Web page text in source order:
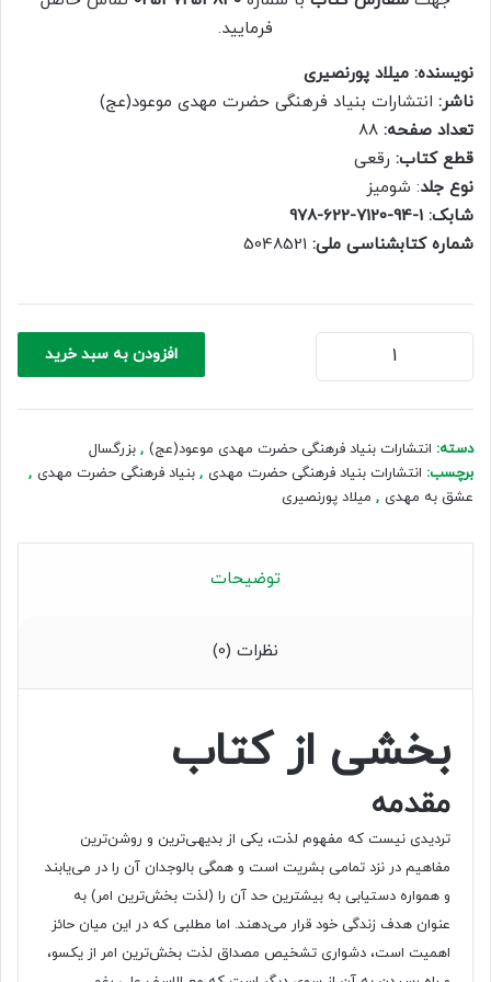
400,000 ریال.
280,000 ریال.
فرمایید.
نویسنده: میلاد پورنصیری
ناشر: انتشارات بنیاد فرهنگی حضرت مهدی موعود(عج)
تعداد صفحه:
قطع کتاب: رقعی
نوع جلد: شومیز
شابک: 1-94-7120-622-978
شماره کتابشناسی ملی:
عشق
مهدی
عدد
افزودن به سبد خرید
دسته: انتشارات بنیاد فرهنگی حضرت مهدی موعود(عج) , بزرگسال
برچسب: انتشارات بنیاد فرهنگی حضرت مهدی , بنیاد فرهنگی حضرت مهدی ,
عشق به مهدی , میلاد پورنصیری
توضیحات
نظرات (0)
بخشی از کتاب
مقدمه
تردیدی نیست که مفهوم لذت، یکی از بدیهی‌‌‌ترین و روشن‌‌‌ترین
مفاهیم در نزد تمامی بشریت است و همگی بالوجدان آن را در می‌‌‌یابند
و همواره دستیابی به بیشترین حد آن را (لذت بخش‌‌‌ترین امر) به
عنوان هدف زندگی خود قرار می‌‌‌دهند. اما مطلبی که در این میان حائز
اهمیت است، دشواری تشخیص مصداق لذت بخش‌‌‌ترین امر از یکسو،